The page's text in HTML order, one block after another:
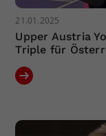
21.01.2025
Upper Austria
Triple für